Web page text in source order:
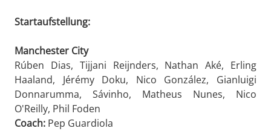
Startaufstellung:
Manchester City
Rúben Dias, Tijjani Reijnders, Nathan Aké, Erling
Haaland, Jérémy Doku, Nico González, Gianluigi
Donnarumma, Sávinho, Matheus Nunes, Nico
O'Reilly, Phil Foden
Coach: Pep Guardiola